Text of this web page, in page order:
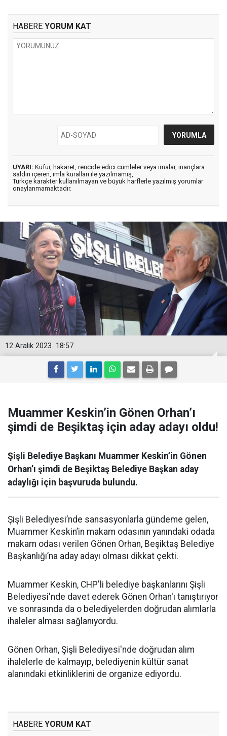
HABERE YORUM KAT
UYARI: Küfür, hakaret, rencide edici cümleler veya imalar, inançlara
saldırı içeren, imla kuralları ile yazılmamış,
Türkçe karakter kullanılmayan ve büyük harflerle yazılmış yorumlar
onaylanmamaktadır.
18:57
12 Aralık 2023
Muammer Keskin’in Gönen Orhan’ı
şimdi de Beşiktaş için aday adayı oldu!
Şişli Belediye Başkanı Muammer Keskin’in Gönen
Orhan’ı şimdi de Beşiktaş Belediye Başkan aday
adaylığı için başvuruda bulundu.
Şişli Belediyesi’nde sansasyonlarla gündeme gelen,
Muammer Keskin’in makam odasının yanındaki odada
makam odası verilen Gönen Orhan, Beşiktaş Belediye
Başkanlığı’na aday adayı olması dikkat çekti.
Muammer Keskin, CHP'li belediye başkanlarını Şişli
Belediyesi'nde davet ederek Gönen Orhan'ı tanıştırıyor
ve sonrasında da o belediyelerden doğrudan alımlarla
ihaleler alması sağlanıyordu.
Gönen Orhan, Şişli Belediyesi'nde doğrudan alım
ihalelerle de kalmayıp, belediyenin kültür sanat
alanındaki etkinliklerini de organize ediyordu.
HABERE YORUM KAT